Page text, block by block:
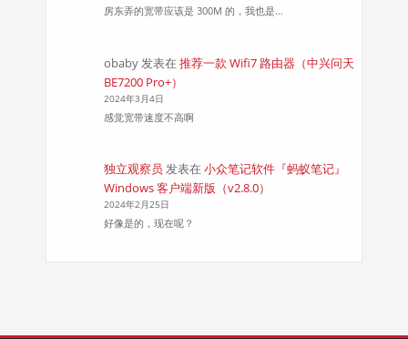
房东弄的宽带应该是 300M 的，我也是…
obaby发表在 推荐一款 Wifi7 路由器（中兴问天
BE7200 Pro+）
2024年3月4日
感觉宽带速度不高啊
独立观察员 发表在 小众笔记软件『蚂蚁笔记』
Windows 客户端新版（v2.8.0）
2024年2月25日
好像是的，现在呢？